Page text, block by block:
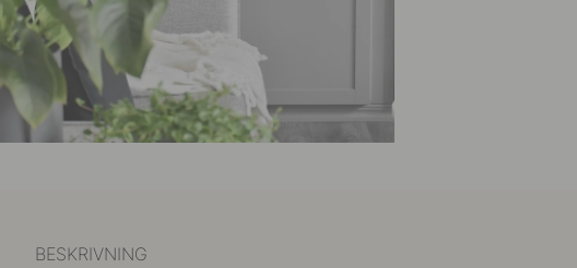
BESKRIVNING